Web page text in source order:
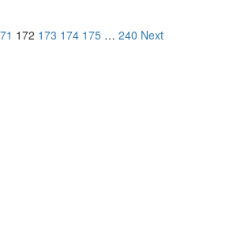
172 173 174 175 … 240 Next